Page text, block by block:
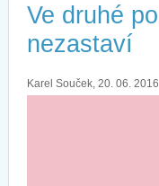
Ve druhé
nezastaví
Karel Souček, 20. 06. 2016